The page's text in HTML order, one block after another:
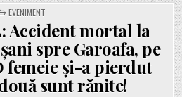
POSTED
IN
EVENIMENT
Accident mortal la
spre Garoafa, pe
femeie și-a pierdut
sunt rănite!